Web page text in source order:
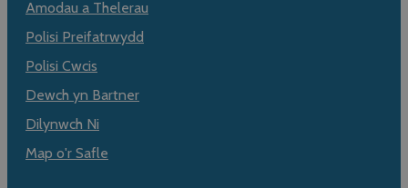
Amodau a Thelerau
Polisi Preifatrwydd
Polisi Cwcis
Dewch yn Bartner
Dilynwch Ni
Map o'r Safle